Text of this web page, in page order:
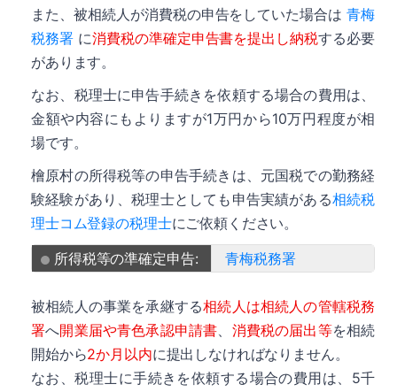
また、被相続人が消費税の申告をしていた場合は青梅
税務署に消費税の準確定申告書を提出し納税する必要
があります。
なお、税理士に申告手続きを依頼する場合の費用は、
金額や内容にもよりますが1万円から10万円程度が相
場です。
檜原村の所得税等の申告手続きは、元国税での勤務経
験経験があり、税理士としても申告実績がある相続税
理士コム登録の税理士にご依頼ください。
所得税等の準確定申告:
青梅税務署
被相続人の事業を承継する相続人は相続人の管轄税務
署へ開業届や青色承認申請書、 消費税の届出等を相続
開始から2か月以内に提出しなければなりません。
なお、税理士に手続きを依頼する場合の費用は、5千